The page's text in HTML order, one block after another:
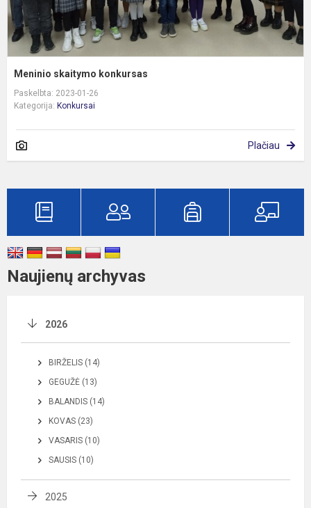
Meninio skaitymo konkursas
Paskelbta: 2023-01-26
Kategorija: Konkursai
Plačiau
Naujienų archyvas
2026
BIRŽELIS (14)
GEGUŽĖ (13)
BALANDIS (14)
KOVAS (23)
VASARIS (10)
SAUSIS (10)
2025